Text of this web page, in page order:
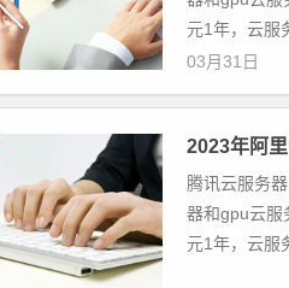
元1年，云服
03月31日
2023年阿
腾讯云服务
器和gpu云服
元1年，云服